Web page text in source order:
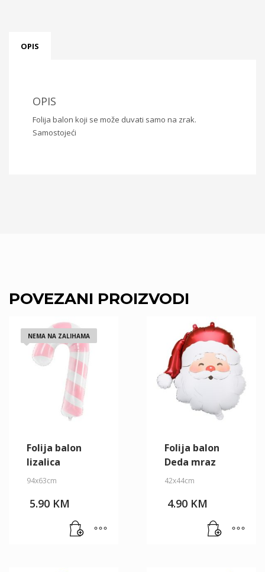
OPIS
OPIS
Folija balon koji se može duvati samo na zrak.
Samostojeći
POVEZANI PROIZVODI
NEMA NA ZALIHAMA
Folija balon
lizalica
94x63cm
5.90 KM
Folija balon
Deda mraz
42x44cm
4.90 KM